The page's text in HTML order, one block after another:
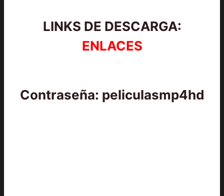
LINKS DE DESCARGA:
ENLACES
Contraseña: peliculasmp4hd